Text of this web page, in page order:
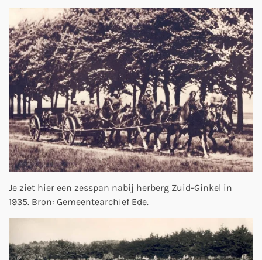
Je ziet hier een zesspan nabij herberg Zuid-Ginkel in
1935. Bron: Gemeentearchief Ede.